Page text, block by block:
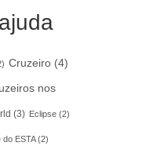
Cruzeiro(4)
nos
(3) Eclipse(2)
do ESTA(2)